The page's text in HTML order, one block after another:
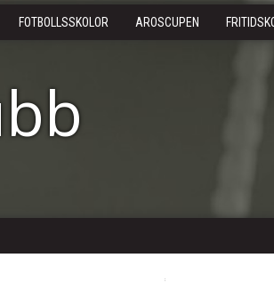
FOTBOLLSSKOLOR AROSCUPEN